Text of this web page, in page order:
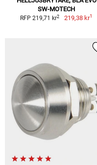
SW-MOTECH
RFP 219,71 kr2 219,38 kr1